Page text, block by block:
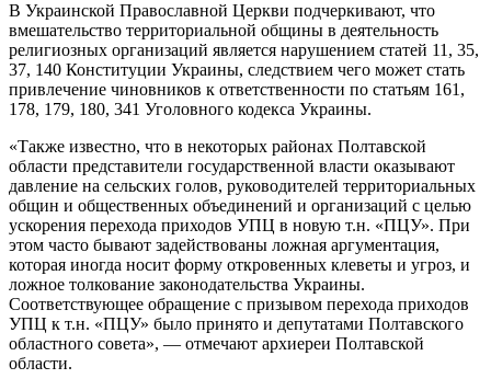
В Украинской Православной Церкви подчеркивают, что
вмешательство территориальной общины в деятельность
религиозных организаций является нарушением статей 11, 35,
37, 140 Конституции Украины, следствием чего может стать
привлечение чиновников к ответственности по статьям 161,
178, 179, 180, 341 Уголовного кодекса Украины.
«Также известно, что в некоторых районах Полтавской
области представители государственной власти оказывают
давление на сельских голов, руководителей территориальных
общин и общественных объединений и организаций с целью
ускорения перехода приходов УПЦ в новую т.н. «ПЦУ». При
этом часто бывают задействованы ложная аргументация,
которая иногда носит форму откровенных клеветы и угроз, и
ложное толкование законодательства Украины.
Соответствующее обращение с призывом перехода приходов
УПЦ к т.н. «ПЦУ» было принято и депутатами Полтавского
областного совета», — отмечают архиереи Полтавской
области.